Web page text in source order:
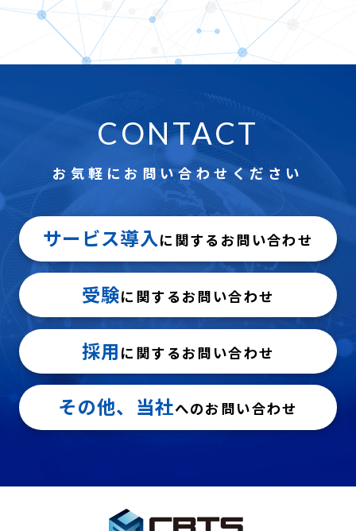
CONTACT
お気軽にお問い合わせください
サービス導入に関するお問い合わせ
受験に関するお問い合わせ
採用 に関するお問い合わせ
その他、当社へのお問い合わせ